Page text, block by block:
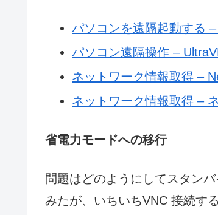
パソコンを遠隔起動する
パソコン遠隔操作 –
ネットワーク情報取得 –
ネットワーク情報取得 –
省電力モードへの移行
問題はどのようにしてスタン
みたが、いちいちVNC 接続す